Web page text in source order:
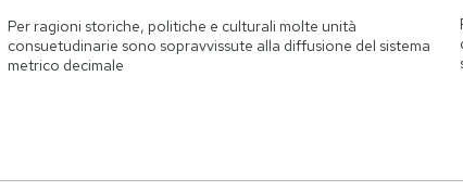
Per ragioni storiche, politiche e culturali molte unità
consuetudinarie sono sopravvissute alla diffusione del sistema
metrico decimale